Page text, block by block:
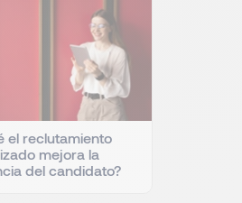
el reclutamiento
mejora la
del candidato?